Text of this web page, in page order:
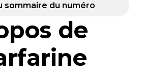
sommaire du numéro
de